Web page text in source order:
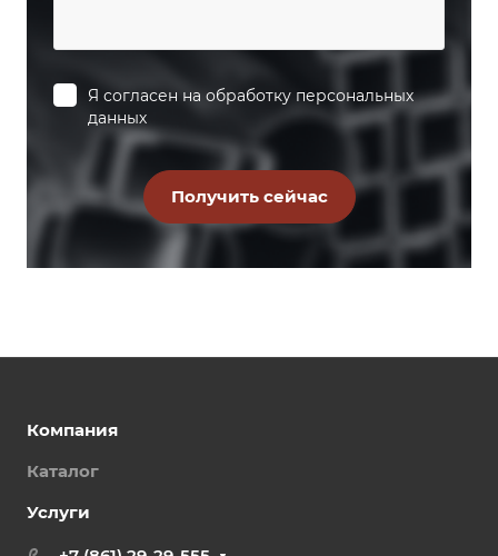
Я согласен на обработку персональных
данных
Компания
Каталог
Услуги